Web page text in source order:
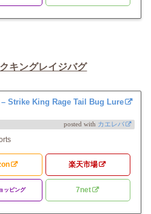
キングレイジバグ
– Strike King Rage Tail Bug Lure
posted with カエレバ
楽天市場
ッピング 7net